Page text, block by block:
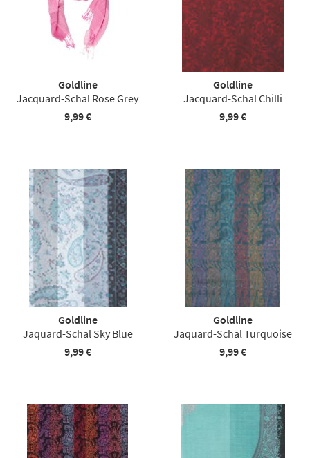
Goldline
Jacquard-Schal Rose Grey
9,99 €
Goldline
Jacquard-Schal Chilli
9,99 €
Goldline
Jaquard-Schal Sky Blue
9,99 €
Goldline
Jaquard-Schal Turquoise
9,99 €